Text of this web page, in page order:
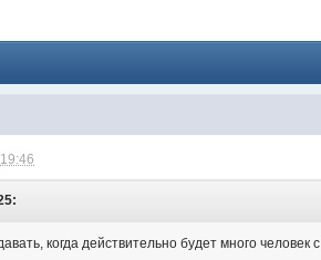
когда действительно будет много